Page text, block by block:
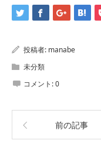
投稿者: manabe
未分類
コメント:0
前の記事